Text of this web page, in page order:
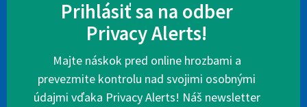
Prihlásiť sa na odber
Privacy Alerts!
Majte náskok pred online hrozbami a
prevezmite kontrolu nad svojimi osobnými
údajmi vďaka Privacy Alerts! Náš newsletter